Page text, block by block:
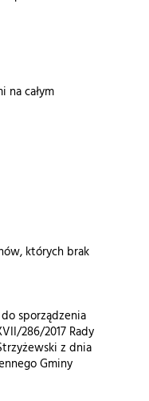
całym
których brak
sporządzenia
286/2017 Rady
z dnia
Gminy